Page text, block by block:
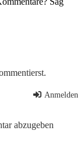
Anmelden
abzugeben